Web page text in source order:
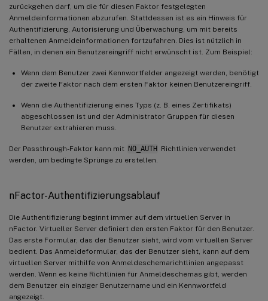
zurückgehen darf, um die für diesen Faktor festgelegten
Anmeldeinformationen abzurufen. Stattdessen ist es ein Hinweis für
Authentifizierung, Autorisierung und Überwachung, um mit bereits
erhaltenen Anmeldeinformationen fortzufahren. Dies ist nützlich in
Fällen, in denen ein Benutzereingriff nicht erwünscht ist. Zum Beispiel:
Wenn dem Benutzer zwei Kennwortfelder angezeigt werden, benötigt
der zweite Faktor nach dem ersten Faktor keinen Benutzereingriff.
Wenn die Authentifizierung eines Typs (z. B. eines Zertifikats)
abgeschlossen ist und der Administrator Gruppen für diesen
Benutzer extrahieren muss.
Der Passthrough-Faktor kann mit NO_AUTH Richtlinien verwendet
werden, um bedingte Sprünge zu erstellen.
nFactor-Authentifizierungsablauf
Die Authentifizierung beginnt immer auf dem virtuellen Server in
nFactor. Virtueller Server definiert den ersten Faktor für den Benutzer.
Das erste Formular, das der Benutzer sieht, wird vom virtuellen Server
bedient. Das Anmeldeformular, das der Benutzer sieht, kann auf dem
virtuellen Server mithilfe von Anmeldeschemarichtlinien angepasst
werden. Wenn es keine Richtlinien für Anmeldeschemas gibt, werden
dem Benutzer ein einziger Benutzername und ein Kennwortfeld
angezeigt.